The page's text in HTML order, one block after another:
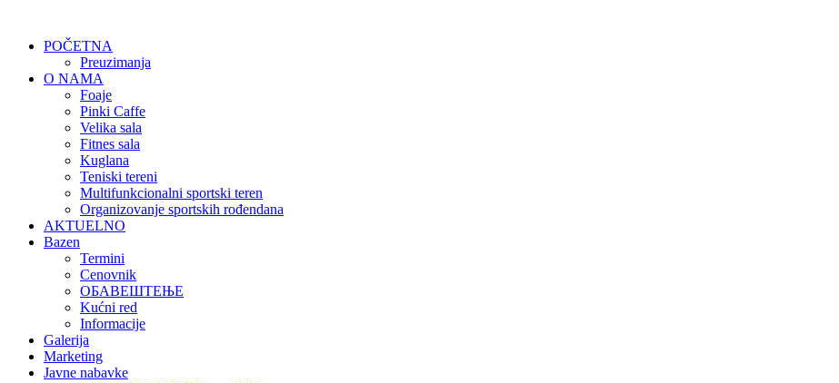
POČETNA
Preuzimanja
O NAMA
Foaje
Pinki Caffe
Velika sala
Fitnes sala
Kuglana
Teniski tereni
Multifunkcionalni sportski teren
Organizovanje sportskih rođendana
AKTUELNO
Bazen
Termini
Cenovnik
ОБАВЕШТЕЊЕ
Kućni red
Informacije
Galerija
Marketing
Javne nabavke